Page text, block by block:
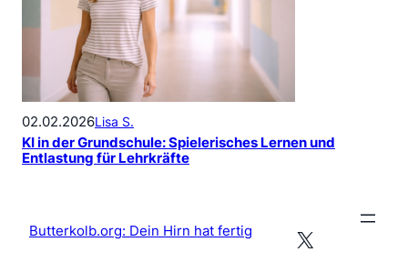
02.02.2026Lisa S.
KI in der Grundschule: Spielerisches Lernen und
Entlastung für Lehrkräfte
Butterkolb.org: Dein Hirn hat fertig X